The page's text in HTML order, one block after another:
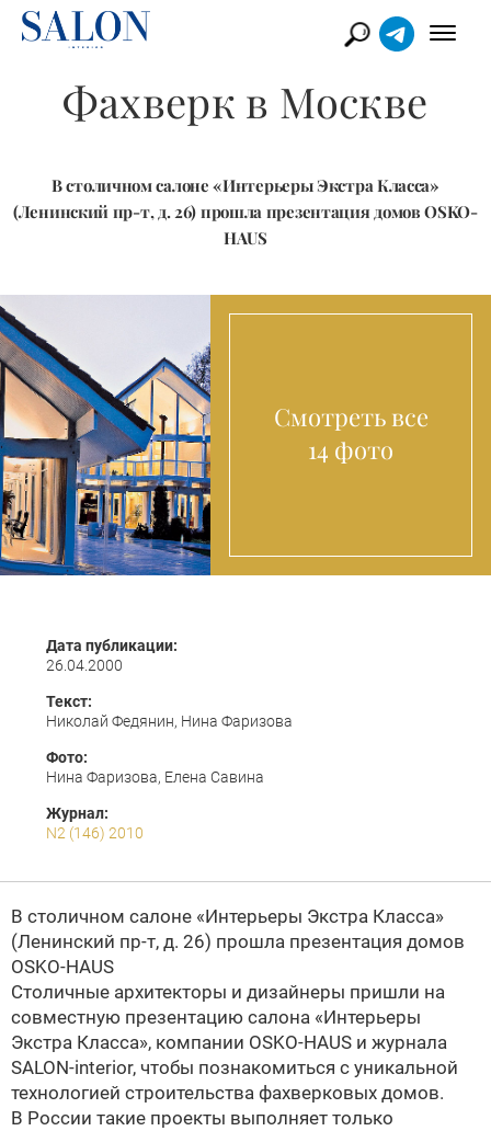
Фахверк в Москве
В столичном салоне «Интерьеры Экстра Класса»
(Ленинский пр-т, д. 26) прошла презентация домов OSKO-
HAUS
Смотреть все
14 фото
Дата публикации:
26.04.2000
Текст:
Николай Федянин, Нина Фаризова
Фото:
Нина Фаризова, Елена Савина
Журнал:
N2 (146) 2010
В столичном салоне «Интерьеры Экстра Класса»
(Ленинский пр-т, д. 26) прошла презентация домов
OSKO-HAUS
Столичные архитекторы и дизайнеры пришли на
совместную презентацию салона «Интерьеры
Экстра Класса», компании OSKO-HAUS и журнала
SALON-interior, чтобы познакомиться с уникальной
технологией строительства фахверковых домов.
В России такие проекты выполняет только